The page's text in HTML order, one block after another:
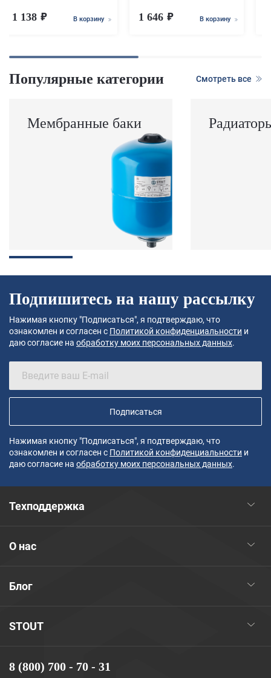
1 138 В корзину 1 646 В корзину
Популярные категории Смотреть все
Мембранные баки
Подпишитесь на нашу рассылку
Нажимая кнопку "Подписаться", я подтверждаю, что
ознакомлен и согласен с Политикой конфиденциальности и
даю согласие на обработку моих персональных данных.
Подписаться
Нажимая кнопку "Подписаться", я подтверждаю, что
ознакомлен и согласен с Политикой конфиденциальности и
даю согласие на обработку моих персональных данных.
8 (800) 700 - 70 - 31
STOUT
Блог
О нас
Техподдержка